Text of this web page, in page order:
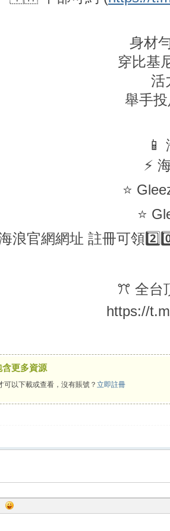
身材
穿比基
活
舉手
📱
⚡️
⭐
⭐
浪官網網址 註冊可領
ꔫ 全台
https://
更多資源
可以下載或查看，沒有賬號？ 立即註冊